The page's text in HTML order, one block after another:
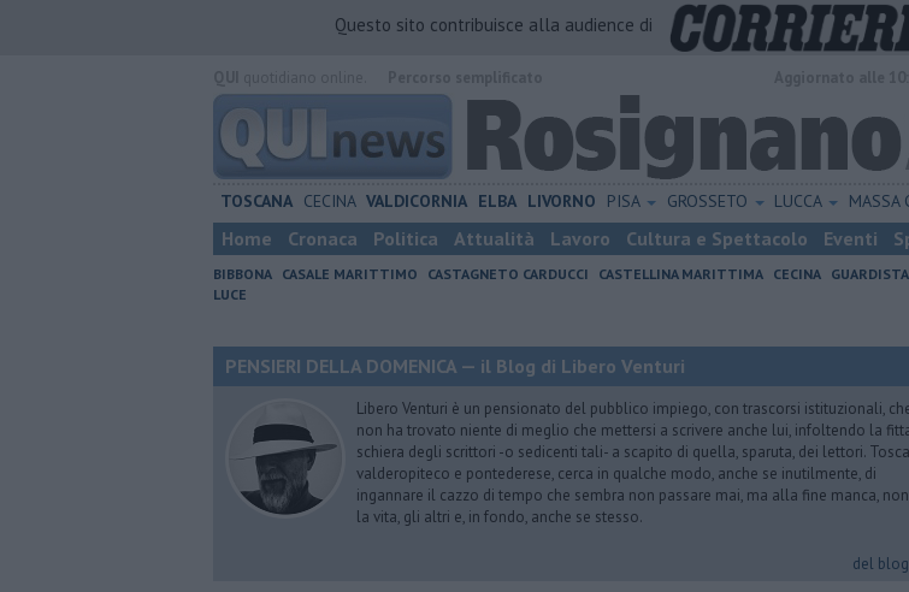
Questo sito contribuisce alla audience di
TOSCANA CECINA VALDICORNIA ELBA LIVORNO PISA GROSSETO LUCCA MASSA
Home Cronaca Politica Attualità Lavoro Cultura e Spettacolo Eventi
BIBBONA CASALE MARITTIMO CASTAGNETO CARDUCCI CASTELLINA MARITTIMA CECINA
LUCE
PENSIERI DELLA DOMENICA — il Blog di Libero Venturi
Libero Venturi è un pensionato del pubblico impiego, con trascorsi istituzionali,
non ha trovato niente di meglio che mettersi a scrivere anche lui, infoltendo la
schiera degli scrittori -o sedicenti tali- a scapito di quella, sparuta, dei lettori.
valderopiteco e pontederese, cerca in qualche modo, anche se inutilmente, di
ingannare il cazzo di tempo che sembra non passare mai, ma alla fine manca,
la vita, gli altri e, in fondo, anche se stesso.
del